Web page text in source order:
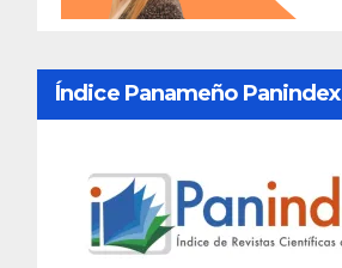
Índice Panameño Panindex